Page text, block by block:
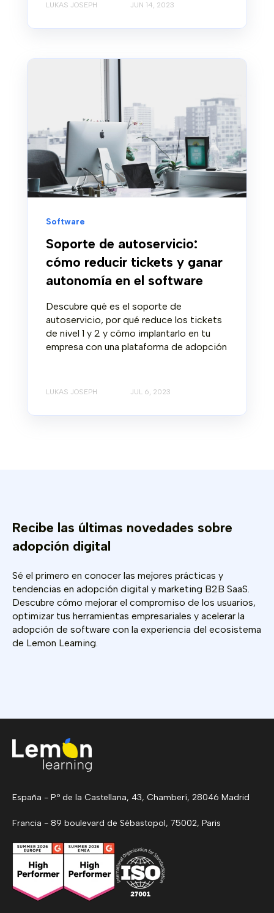
LUKAS JOSEPH JUN 14, 2023
Software
Soporte de autoservicio:
cómo reducir tickets y ganar
autonomía en el software
Descubre qué es el soporte de
autoservicio, por qué reduce los tickets
de nivel 1 y 2 y cómo implantarlo en tu
empresa con una plataforma de adopción
LUKAS JOSEPH JUL 6, 2023
Recibe las últimas novedades sobre
adopción digital
Sé el primero en conocer las mejores prácticas y
tendencias en adopción digital y marketing B2B SaaS.
Descubre cómo mejorar el compromiso de los usuarios,
optimizar tus herramientas empresariales y acelerar la
adopción de software con la experiencia del ecosistema
de Lemon Learning.
España - P.º de la Castellana, 43, Chamberí, 28046 Madrid
Francia - 89 boulevard de Sébastopol, 75002, Paris